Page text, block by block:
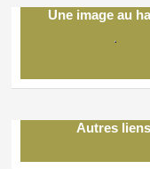
Une image au
Autres liens